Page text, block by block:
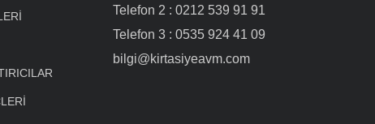
Telefon 2 : 0212 539 91 91
Telefon 3 : 0535 924 41 09
bilgi@kirtasiyeavm.com